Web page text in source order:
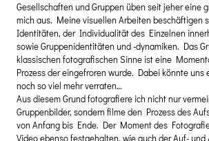
Gesellschaften und Gruppen üben seit jeher eine
mich aus. Meine visuellen Arbeiten beschäftigen
Identitäten, der Individualität des Einzelnen
sowie Gruppenidentitäten und -dynamiken. Das
klassischen fotografischen Sinne ist eine
Prozess der eingefroren wurde. Dabei könnte uns
noch so viel mehr verraten…
Aus diesem Grund fotografiere ich nicht nur
Gruppenbilder, sondern filme den Prozess des
von Anfang bis Ende. Der Moment des
Video ebenso festgehalten, wie auch der Auf- und